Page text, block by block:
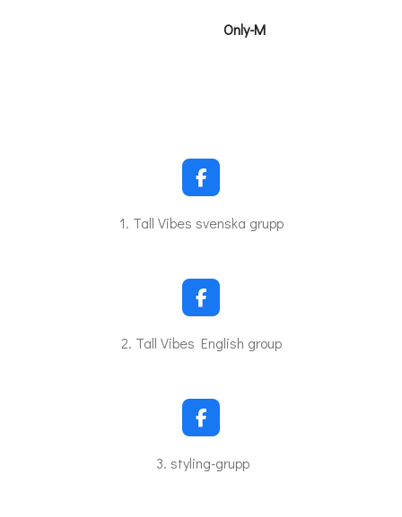
Only-M
F
a
c
o
k
1. Tall Vibes svenska grupp
F
a
c
o
k
2. Tall Vibes English group
F
a
c
e
3. styling-grupp